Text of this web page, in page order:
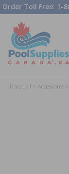
Order Toll Free: 1-
D'accueil Accessoires